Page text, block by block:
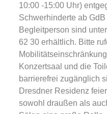
10:00 -15:00 Uhr)
Schwerhinderte ab
Begleitperson sind
62 30 erhältlich. Bitte
Konzertsaal und die
barrierefrei zugänglich
Dresdner Residenz
sowohl draußen als